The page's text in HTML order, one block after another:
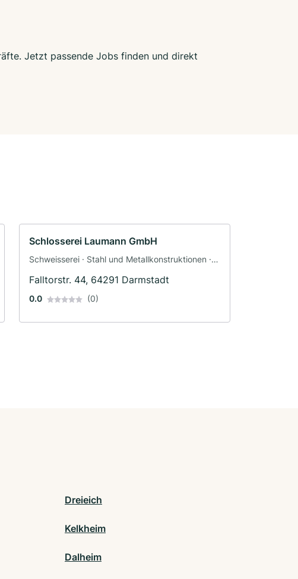
Jetzt passende Jobs finden und direkt
Schlosserei Laumann GmbH
Schweisserei · Stahl und Metallkonstruktionen ·
Falltorstr. 44, 64291 Darmstadt
0.0 (0)
Dreieich
Kelkheim
Dalheim